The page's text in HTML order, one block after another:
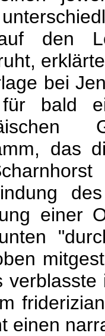
den
bei
bald
das
einer
einen